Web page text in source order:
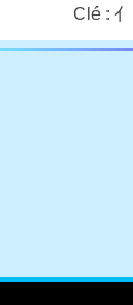
Clé : 亻